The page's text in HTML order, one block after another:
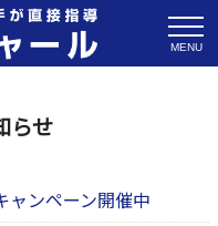
MENU
らせ
ャンペーン開催中